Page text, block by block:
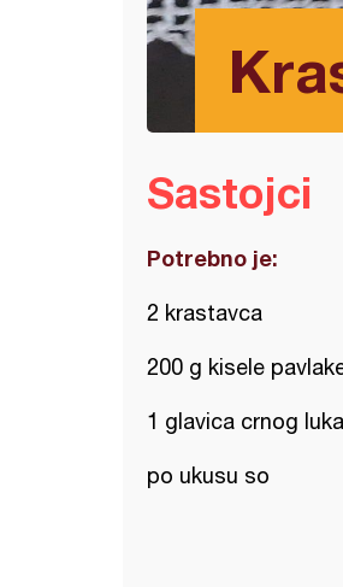
Sastojci
Potrebno je:
2 krastavca
200 g kisele
1 glavica crnog luka
po ukusu so